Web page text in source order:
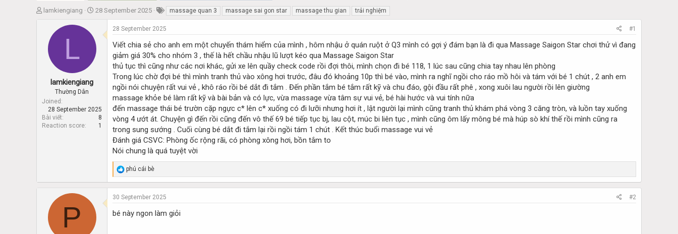
T
t
r
lamkiengiang
S
t
d
28 September 2025 massage quan 3 massage sai gon star massage thu gian trải nghiệm
L
lamkiengiang
Thường Dân
Joined
28 September 2025
Bài viết
8
Reaction score
1
28 September 2025 #1
Viết chia sẻ cho anh em một chuyến thám hiểm của mình , hôm nhậu ở quán ruột ở Q3 mình có gợi ý đám bạn là đi qua Massage Saigon Star chơi thử vì đang
giảm giá 30% cho nhóm 3 , thế là hết chầu nhậu lũ lượt kéo qua Massage Saigon Star
thủ tục thì cũng như các nơi khác, gửi xe lên quầy check code rồi đợi thôi, mình chọn đi bé 118, 1 lúc sau cũng chia tay nhau lên phòng
Trong lúc chờ đợi bé thì mình tranh thủ vào xông hơi trước, đâu đó khoảng 10p thì bé vào, mình ra nghĩ ngồi cho ráo mồ hôi và tám với bé 1 chút , 2 anh em
ngồi nói chuyện rất vui vẻ , khô ráo rồi bé dắt đi tắm . Đến phần tắm bé tắm rất kỹ và chu đáo, gội đầu rất phê , xong xuôi lau người rồi lên giường
massage khỏe bé làm rất kỹ và bài bản và có lực, vừa massage vừa tâm sự vui vẻ, bé hài hước và vui tính nữa
đến massage thái bé trườn cặp ngực c* lên c* xuống có đi lưỡi nhưng hơi ít , lật người lại mình cũng tranh thủ khám phá vòng 3 căng tròn, và luồn tay xuống
vòng 4 ướt át. Chuyện gì đến rồi cũng đến vô thế 69 bé tiếp tục bj, lau cột, múc bi liên tục , mình cũng ôm lấy mông bé mà húp sò khí thế rồi mình cũng ra
trong sung sướng . Cuối cùng bé dắt đi tắm lại rồi ngồi tám 1 chút . Kết thúc buổi massage vui vẻ
Đánh giá CSVC: Phòng ốc rộng rãi, có phòng xông hơi, bồn tắm to
Nói chung là quá tuyệt vời
R
e
a
t
o
phú cái bè
P
30 September 2025 #2
bé này ngon làm giỏi